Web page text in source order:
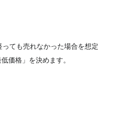
ても売れなかった場合を想定
価格」を決めます。